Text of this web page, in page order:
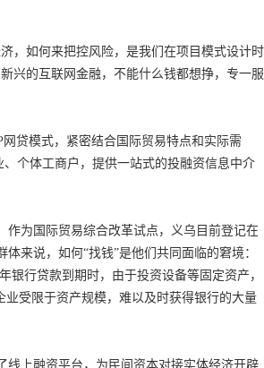
如何来把控风险，是我们在项目模式设计时
兴的互联网金融，不能什么钱都想挣，专一服
贷模式，紧密结合国际贸易特点和实际需
个体工商户，提供一站式的投融资信息中介
为国际贸易综合改革试点，义乌目前登记在
来说，如何“找钱”是他们共同面临的窘境：
行贷款到期时，由于投资设备等固定资产，
受限于资产规模，难以及时获得银行的大量
上融资平台，为民间资本对接实体经济开辟